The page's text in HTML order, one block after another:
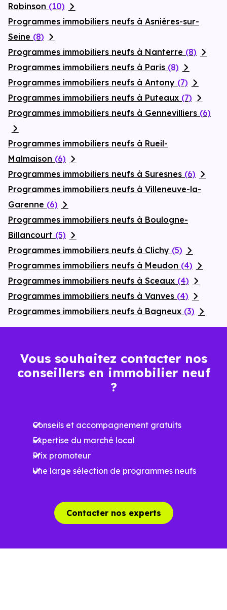
Robinson (10)
Programmes immobiliers neufs à Asnières-sur-
Seine (8)
Programmes immobiliers neufs à Nanterre (8)
Programmes immobiliers neufs à Paris (8)
Programmes immobiliers neufs à Antony (7)
Programmes immobiliers neufs à Puteaux (7)
Programmes immobiliers neufs à Gennevilliers (6)
Programmes immobiliers neufs à Rueil-
Malmaison (6)
Programmes immobiliers neufs à Suresnes (6)
Programmes immobiliers neufs à Villeneuve-la-
Garenne (6)
Programmes immobiliers neufs à Boulogne-
Billancourt (5)
Programmes immobiliers neufs à Clichy (5)
Programmes immobiliers neufs à Meudon (4)
Programmes immobiliers neufs à Sceaux (4)
Programmes immobiliers neufs à Vanves (4)
Programmes immobiliers neufs à Bagneux (3)
Vous souhaitez contacter nos
conseillers en immobilier neuf
?
Conseils et accompagnement gratuits
Expertise du marché local
Prix promoteur
Une large sélection de programmes neufs
Contacter nos experts